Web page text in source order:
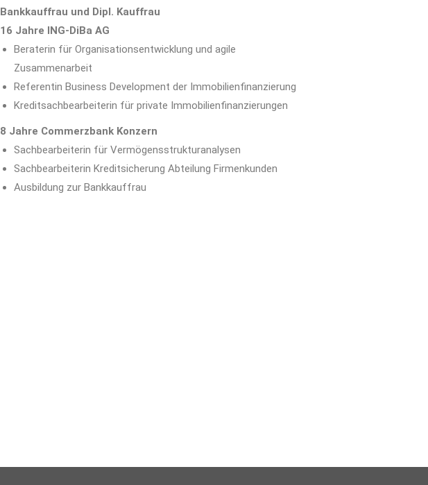
Bankkauffrau und Dipl. Kauffrau
16 Jahre ING-DiBa AG
Beraterin für Organisationsentwicklung und agile
Zusammenarbeit
Referentin Business Development der Immobilienfinanzierung
Kreditsachbearbeiterin für private Immobilienfinanzierungen
8 Jahre Commerzbank Konzern
Sachbearbeiterin für Vermögensstrukturanalysen
Sachbearbeiterin Kreditsicherung Abteilung Firmenkunden
Ausbildung zur Bankkauffrau